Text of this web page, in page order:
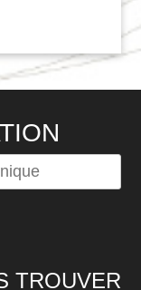
TROUVER